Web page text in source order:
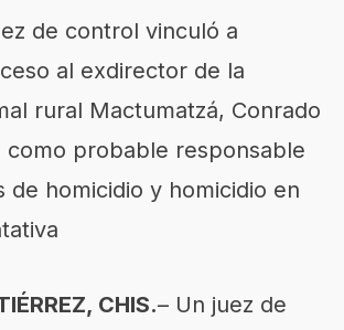
de control vinculó a
al exdirector de la
rural Mactumatzá, Conrado
como probable responsable
de homicidio y homicidio en
CHIS.– Un juez de